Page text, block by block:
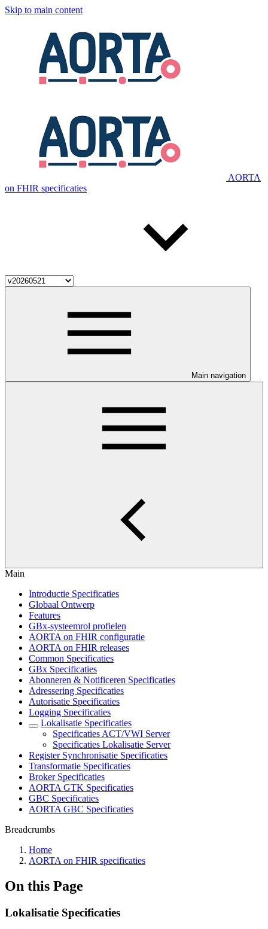
Skip to main content
AORTA
on FHIR specificaties
Main navigation
Main
Introductie Specificaties
Globaal Ontwerp
Features
GBx-systeemrol profielen
AORTA on FHIR configuratie
AORTA on FHIR releases
Common Specificaties
GBx Specificaties
Abonneren & Notificeren Specificaties
Adressering Specificaties
Autorisatie Specificaties
Logging Specificaties
Lokalisatie Specificaties
Specificaties ACT/VWI Server
Specificaties Lokalisatie Server
Register Synchronisatie Specificaties
Transformatie Specificaties
Broker Specificaties
AORTA GTK Specificaties
GBC Specificaties
AORTA GBC Specificaties
Breadcrumbs
Home
AORTA on FHIR specificaties
On this Page
Lokalisatie Specificaties